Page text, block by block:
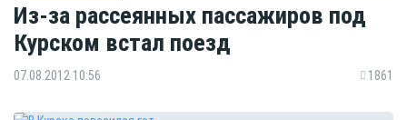
Из-за рассеянных пассажиров под
Курском встал поезд
07.08.2012 10:56 1861